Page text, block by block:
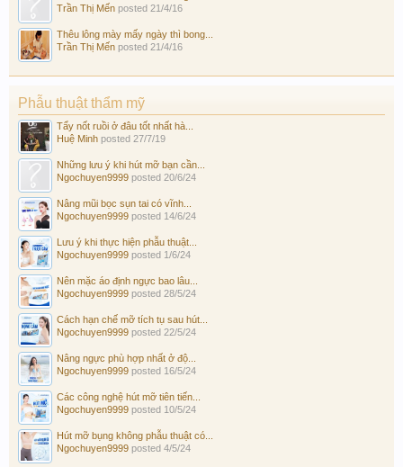
Trần Thị Mến posted 21/4/16
Thêu lông mày mấy ngày thì bong...
Trần Thị Mến posted 21/4/16
Phẫu thuật thẩm mỹ
Tẩy nốt ruồi ở đâu tốt nhất hà...
Huệ Minh posted 27/7/19
Những lưu ý khi hút mỡ bạn cần...
Ngochuyen9999 posted 20/6/24
Nâng mũi bọc sụn tai có vĩnh...
Ngochuyen9999 posted 14/6/24
Lưu ý khi thực hiện phẫu thuật...
Ngochuyen9999 posted 1/6/24
Nên mặc áo định ngực bao lâu...
Ngochuyen9999 posted 28/5/24
Cách hạn chế mỡ tích tụ sau hút...
Ngochuyen9999 posted 22/5/24
Nâng ngực phù hợp nhất ở độ...
Ngochuyen9999 posted 16/5/24
Các công nghệ hút mỡ tiên tiến...
Ngochuyen9999 posted 10/5/24
Hút mỡ bụng không phẫu thuật có...
Ngochuyen9999 posted 4/5/24